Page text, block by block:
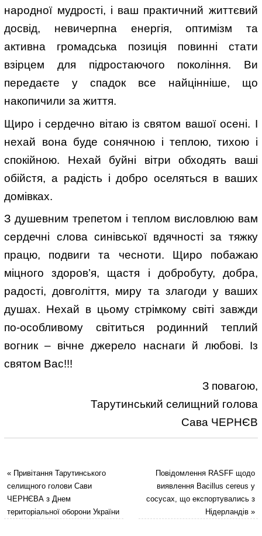
народної мудрості, і ваш практичний життєвий
досвід, невичерпна енергія, оптимізм та
активна громадська позиція повинні стати
взірцем для підростаючого покоління. Ви
передаєте у спадок все найцінніше, що
накопичили за життя.
Щиро і сердечно вітаю із святом вашої осені. І
нехай вона буде сонячною і теплою, тихою і
спокійною. Нехай буйні вітри обходять ваші
обійстя, а радість і добро оселяться в ваших
домівках.
З душевним трепетом і теплом висловлюю вам
сердечні слова синівської вдячності за тяжку
працю, подвиги та чесноти. Щиро побажаю
міцного здоров’я, щастя і добробуту, добра,
радості, довголіття, миру та злагоди у ваших
душах. Нехай в цьому стрімкому світі завжди
по-особливому світиться родинний теплий
вогник – вічне джерело наснаги й любові. Із
святом Вас!!!
З повагою,
Тарутинський селищний голова
Сава ЧЕРНЄВ
«Привітання Тарутинського
селищного голови Сави
ЧЕРНЄВА з Днем
територіальної оборони України
Повідомлення RASFF щодо
виявлення Bacillus cereus у
сосусах, що експортувались з
Нідерландів»